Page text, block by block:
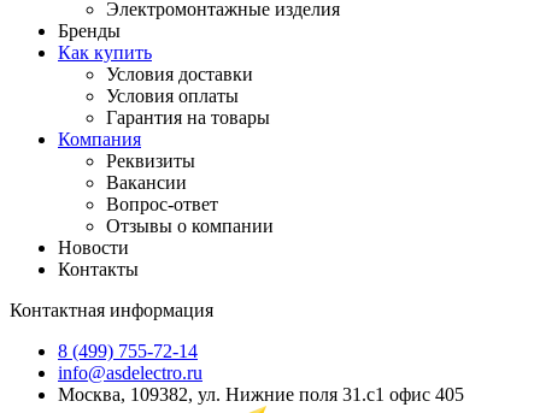
Электромонтажные изделия
Бренды
Как купить
Условия доставки
Условия оплаты
Гарантия на товары
Компания
Реквизиты
Вакансии
Вопрос-ответ
Отзывы о компании
Новости
Контакты
Контактная информация
8 (499) 755-72-14
info@asdelectro.ru
Москва, 109382, ул. Нижние поля 31.с1 офис 405